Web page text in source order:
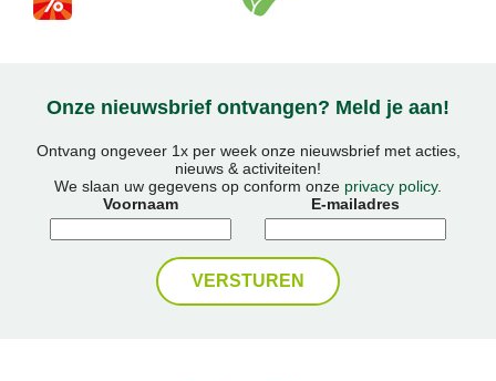
Onze nieuwsbrief ontvangen? Meld je aan!
Ontvang ongeveer 1x per week onze nieuwsbrief met acties,
nieuws & activiteiten!
We slaan uw gegevens op conform onze privacy policy.
Voornaam
E-mailadres